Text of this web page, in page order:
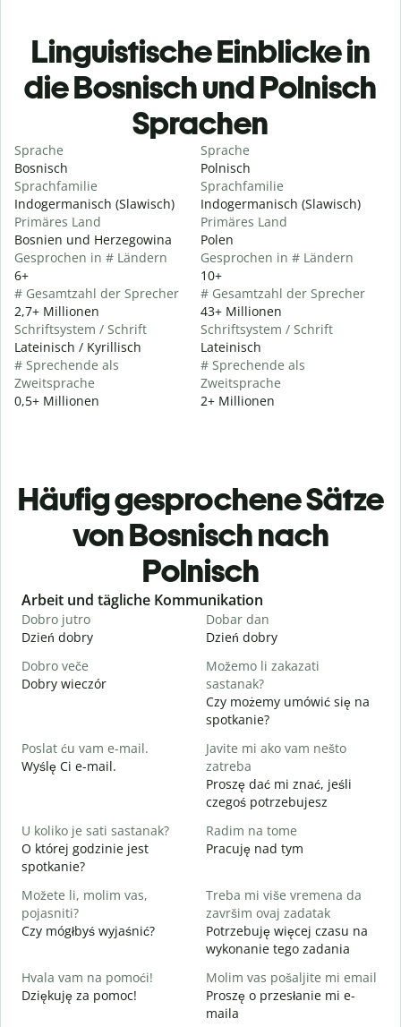
Linguistische Einblicke in
die Bosnisch und Polnisch
Sprachen
Sprache
Bosnisch
Sprachfamilie
Indogermanisch (Slawisch)
Primäres Land
Bosnien und Herzegowina
Gesprochen in # Ländern
6+
# Gesamtzahl der Sprecher
2,7+ Millionen
Schriftsystem / Schrift
Lateinisch / Kyrillisch
# Sprechende als
Zweitsprache
0,5+ Millionen
Sprache
Polnisch
Sprachfamilie
Indogermanisch (Slawisch)
Primäres Land
Polen
Gesprochen in # Ländern
10+
# Gesamtzahl der Sprecher
43+ Millionen
Schriftsystem / Schrift
Lateinisch
# Sprechende als
Zweitsprache
2+ Millionen
Häufig gesprochene Sätze
von Bosnisch nach
Polnisch
Slide 1 of 6
Arbeit und tägliche Kommunikation
Dobro jutro
Dzień dobry
Dobar dan
Dzień dobry
Dobro veče
Dobry wieczór
Možemo li zakazati
sastanak?
Czy możemy umówić się na
spotkanie?
Poslat ću vam e-mail.
Wyślę Ci e-mail.
Javite mi ako vam nešto
zatreba
Proszę dać mi znać, jeśli
czegoś potrzebujesz
U koliko je sati sastanak?
O której godzinie jest
spotkanie?
Radim na tome
Pracuję nad tym
Možete li, molim vas,
pojasniti?
Czy mógłbyś wyjaśnić?
Treba mi više vremena da
završim ovaj zadatak
Potrzebuję więcej czasu na
wykonanie tego zadania
Hvala vam na pomoći!
Dziękuję za pomoc!
Molim vas pošaljite mi email
Proszę o przesłanie mi e-
maila